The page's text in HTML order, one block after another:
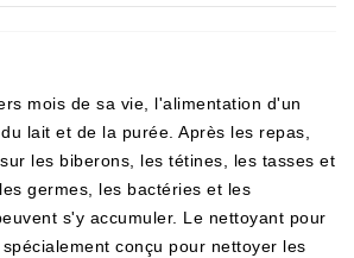
mois de sa vie, l'alimentation d'un
lait et de la purée. Après les repas,
les biberons, les tétines, les tasses et
germes, les bactéries et les
s'y accumuler. Le nettoyant pour
conçu pour nettoyer les